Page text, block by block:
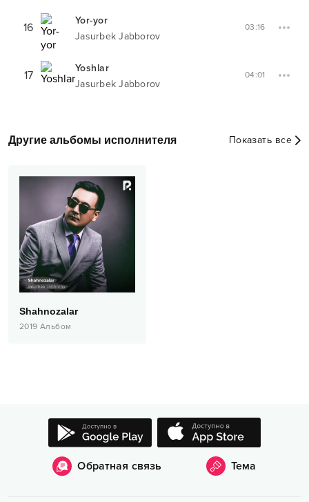
16
Yor-yor
Jasurbek Jabborov
03:16
17
Yoshlar
Jasurbek Jabborov
04:01
Другие альбомы исполнителя Показать все
Shahnozalar
2019 Альбом
Обратная связь Тема